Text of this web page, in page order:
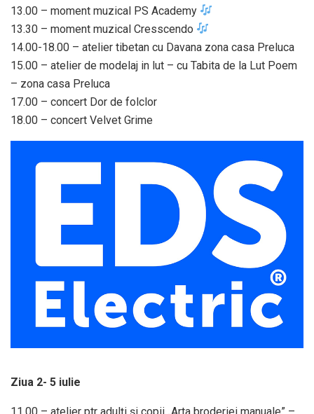
13.00 – moment muzical PS Academy
13.30 – moment muzical Cresscendo
14.00-18.00 – atelier tibetan cu Davana zona casa Preluca
15.00 – atelier de modelaj in lut – cu Tabita de la Lut Poem
– zona casa Preluca
17.00 – concert Dor de folclor
18.00 – concert Velvet Grime
Ziua 2- 5 iulie